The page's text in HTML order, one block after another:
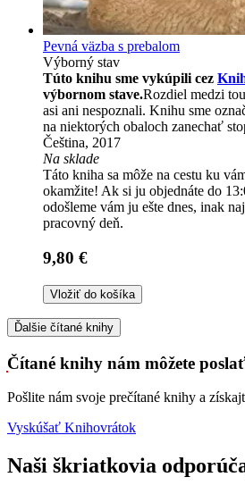
Pevná väzba s prebalom
Výborný stav
Túto knihu sme vykúpili cez
výbornom stave.Rozdiel medzi
asi ani nespoznali. Knihu sme
na niektorých obaloch zanechať
Čeština, 2017
Na sklade
Táto kniha sa môže na cestu ku
okamžite! Ak si ju objednáte do
odošleme vám ju ešte dnes, inak
pracovný deň.
9,80 €
Vložiť do košíka
Ďalšie čítané knihy
Čítané knihy nám môžete
Pošlite nám svoje prečítané knihy a
Vyskúšať Knihovrátok
Naši škriatkovia